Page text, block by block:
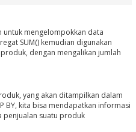
untuk mengelompokkan data
SUM() kemudian digunakan
dengan mengalikan jumlah
yang akan ditampilkan dalam
BY, kita bisa mendapatkan informasi
penjualan suatu produk